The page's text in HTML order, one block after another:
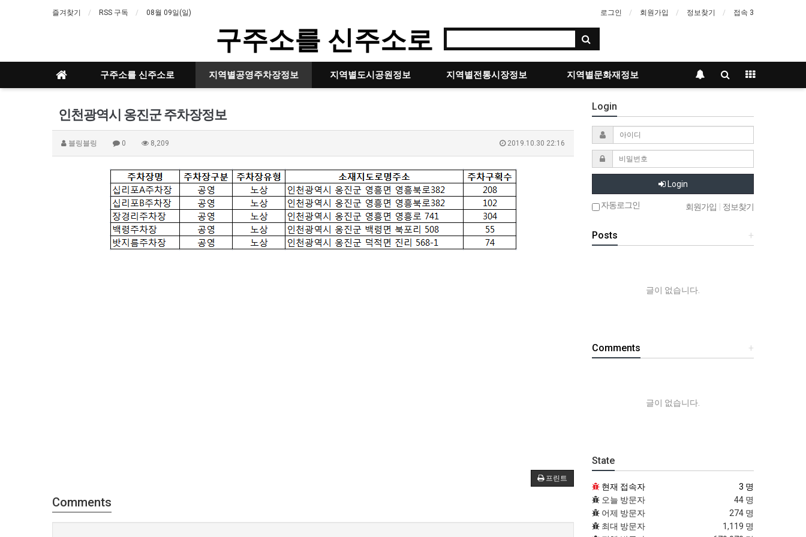
즐겨찾기 RSS 구독 08월 09일(일) 로그인 회원가입 정보찾기 접속 3
구주소를 신주소로
구주소를 신주소로 지역별공영주차장정보 지역별도시공원정보 지역별전통시장정보 지역별문화재정보
인천광역시 옹진군 주차장정보
블링블링 0 8,209 2019.10.30 22:16
프린트
Comments
Login
Login
자동로그인 회원가입 정보찾기
+
Posts
글이 없습니다.
+
Comments
글이 없습니다.
State
현재 접속자
3 명
오늘 방문자
44 명
어제 방문자
274 명
최대 방문자
1,119 명